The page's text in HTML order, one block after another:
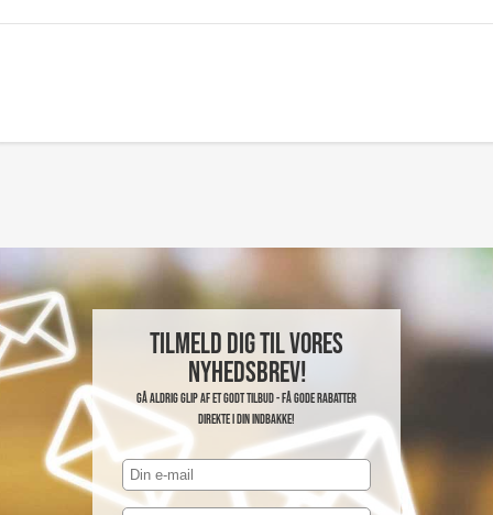
Tilmeld dig til vores
nyhedsbrev!
Gå aldrig glip af et godt tilbud - få gode rabatter
direkte i din indbakke!